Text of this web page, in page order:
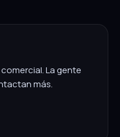
La gente
más.